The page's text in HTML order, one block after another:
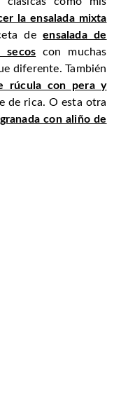
la ensalada mixta
deensalada de
secos con muchas
diferente. También
rúcula con pera y
de rica. O esta otra
con aliño de